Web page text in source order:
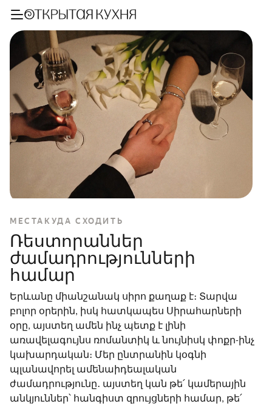
МЕСТА КУДА СХОДИТЬ
Ռեստորաններ
ժամադրությունների
համար
Երևանը միանշանակ սիրո քաղաք է։ Տարվա
բոլոր օրերին, իսկ հատկապես Սիրահարների
օրը, այստեղ ամեն ինչ պետք է լինի
առավելագույնս ռոմանտիկ և նույնիսկ փոքր-ինչ
կախարդական։ Մեր ընտրանին կօգնի
պլանավորել ամենաիդեալական
ժամադրությունը․ այստեղ կան թե՛ կամերային
անկյուններ՝ հանգիստ զրույցների համար, թե՛